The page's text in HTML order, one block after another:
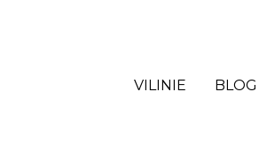
VILINIE
BLOG